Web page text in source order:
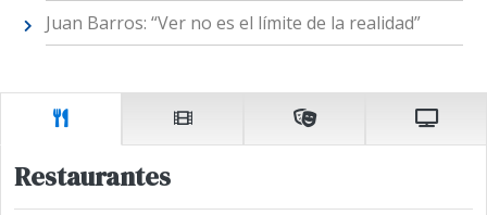
Juan Barros: “Ver no es el límite de la realidad”
Restaurantes